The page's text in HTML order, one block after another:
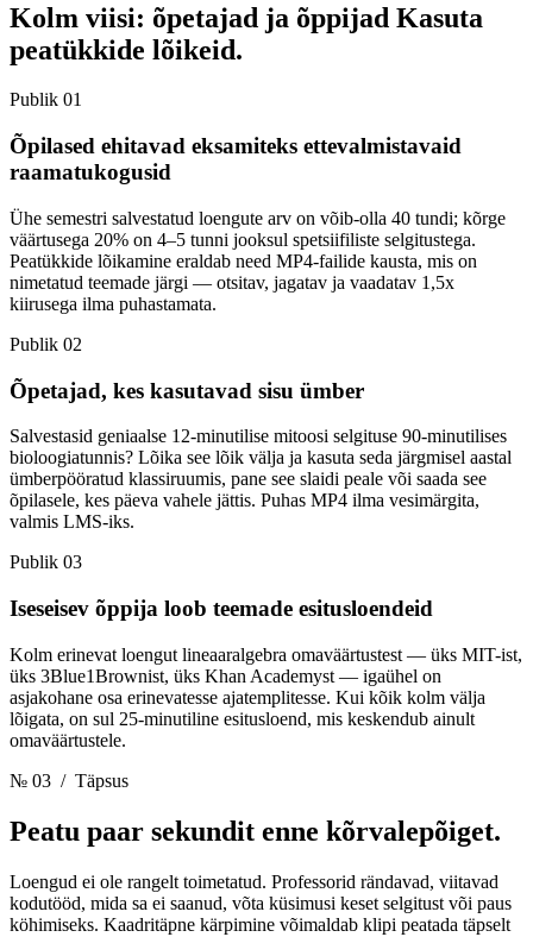
Kolm viisi: õpetajad ja õppijad Kasuta
peatükkide lõikeid.
Publik 01
Õpilased ehitavad eksamiteks ettevalmistavaid
raamatukogusid
Ühe semestri salvestatud loengute arv on võib-olla 40 tundi; kõrge
väärtusega 20% on 4–5 tunni jooksul spetsiifiliste selgitustega.
Peatükkide lõikamine eraldab need MP4-failide kausta, mis on
nimetatud teemade järgi — otsitav, jagatav ja vaadatav 1,5x
kiirusega ilma puhastamata.
Publik 02
Õpetajad, kes kasutavad sisu ümber
Salvestasid geniaalse 12-minutilise mitoosi selgituse 90-minutilises
bioloogiatunnis? Lõika see lõik välja ja kasuta seda järgmisel aastal
ümberpööratud klassiruumis, pane see slaidi peale või saada see
õpilasele, kes päeva vahele jättis. Puhas MP4 ilma vesimärgita,
valmis LMS-iks.
Publik 03
Iseseisev õppija loob teemade esitusloendeid
Kolm erinevat loengut lineaaralgebra omaväärtustest — üks MIT-ist,
üks 3Blue1Brownist, üks Khan Academyst — igaühel on
asjakohane osa erinevatesse ajatemplitesse. Kui kõik kolm välja
lõigata, on sul 25-minutiline esitusloend, mis keskendub ainult
omaväärtustele.
№ 03 / Täpsus
Peatu paar sekundit enne kõrvalepõiget.
Loengud ei ole rangelt toimetatud. Professorid rändavad, viitavad
kodutööd, mida sa ei saanud, võta küsimusi keset selgitust või paus
köhimiseks. Kaadritäpne kärpimine võimaldab klipi peatada täpselt